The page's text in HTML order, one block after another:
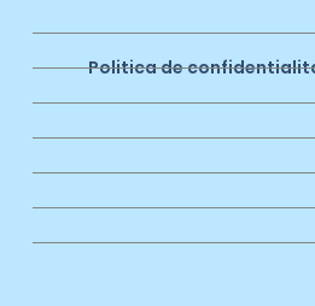
Politica de